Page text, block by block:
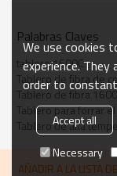
Palabras Claves
tablero 1600C
Tablero de fibra de
Tablero de fibra
Tablero para forrar
Tablero de alta
AÑADIR A LA LISTA
We use cookies
experience.
order to
Accept all
Necessary